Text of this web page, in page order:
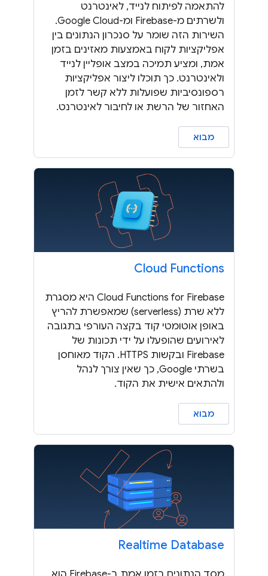
להתאמה לפיתוח לנייד, לאינטרנט
ולשרתים מ-Firebase ומ-Google Cloud.
השירות הזה שומר על סנכרון הנתונים בין
אפליקציות לקוח באמצעות מאזינים בזמן
אמת, ומציע תמיכה במצב אופליין לנייד
ולאינטרנט. כך תוכלו ליצור אפליקציות
רספונסיביות שפועלות ללא קשר לזמן
האחזור של הרשת או לחיבור לאינטרנט.
מבוא
Cloud Functions
Cloud Functions for Firebase היא מסגרת
ללא שרת (serverless) שמאפשרת להריץ
באופן אוטומטי קוד בקצה העורפי בתגובה
לאירועים שהופעלו על ידי תכונות של
Firebase ובקשות HTTPS. הקוד מאוחסן
בשרתי Google, כך שאין צורך לנהל
ולהתאים אישית את הקוד.
מבוא
Realtime Database